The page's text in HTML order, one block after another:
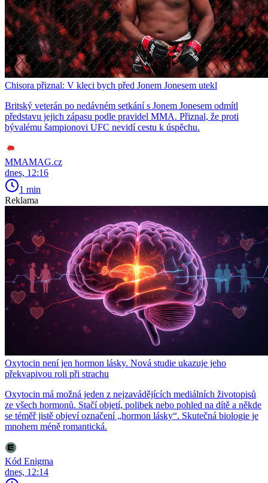
Chisora přiznal: V kleci bych před Jonem Jonesem utekl
Britský veterán po nedávném setkání s Jonem Jonesem odmítl
představu jejich zápasu podle pravidel MMA. Přiznal, že proti
bývalému šampionovi UFC nevidí cestu k úspěchu.
MMAMAG.cz
dnes, 12:16
1 min
Reklama
Oxytocin není jen hormon lásky. Nová studie ukazuje jeho
překvapivou roli při strachu
Oxytocin má možná jeden z nejzavádějících mediálních životopisů
ze všech hormonů. Stačí objetí, polibek nebo pohled na dítě a někde
se téměř jistě objeví označení „hormon lásky“. Skutečná biologie je
mnohem méně romantická.
Kód Enigma
dnes, 12:14